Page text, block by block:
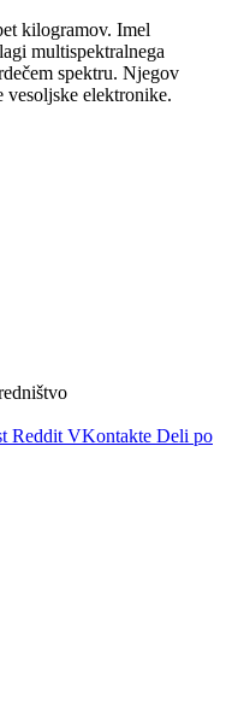
kilogramov. Imel
multispektralnega
spektru. Njegov
vesoljske elektronike.
Reddit VKontakte Deli po